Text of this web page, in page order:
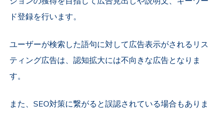
ド登録を行います。
ユーザーが検索した語句に対して広告表示がされるリス
ティング広告は、認知拡大には不向きな広告となりま
す。
また、SEO対策に繋がると誤認されている場合もありま